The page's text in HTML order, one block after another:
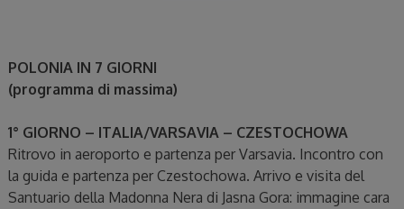
POLONIA IN 7 GIORNI
(programma di massima)
1° GIORNO – ITALIA/VARSAVIA – CZESTOCHOWA
Ritrovo in aeroporto e partenza per Varsavia. Incontro con
la guida e partenza per Czestochowa. Arrivo e visita del
Santuario della Madonna Nera di Jasna Gora: immagine cara